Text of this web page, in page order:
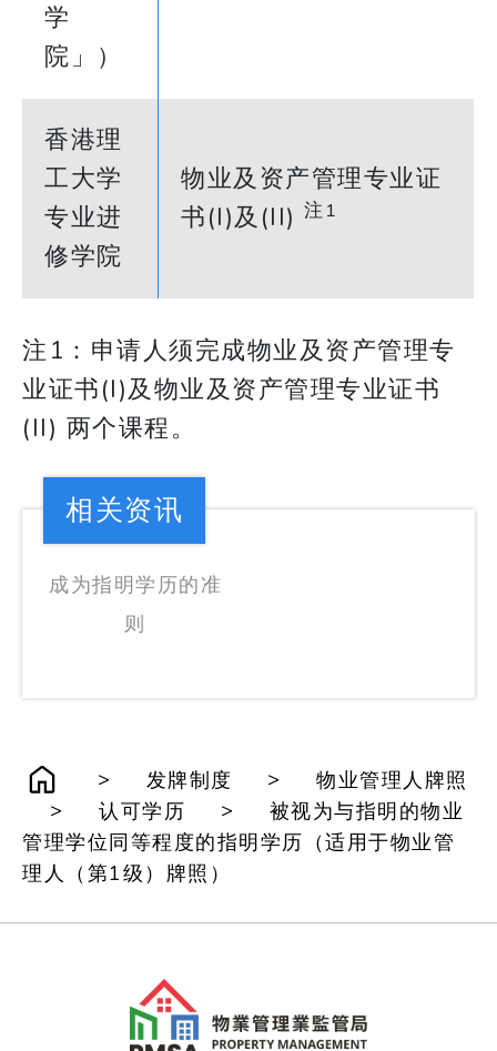
学
院」）
香港理
工大学
专业进
修学院
物业及资产管理专业证
书(I)及(II) 注1
注1：申请人须完成物业及资产管理专
业证书(I)及物业及资产管理专业证书
(II) 两个课程。
成为指明学历的准
则
相关资讯
> 发牌制度 >
物业管理人牌照
>
认可学历 >
被视为与指明的物业
管理学位同等程度的指明学历（适用于物业管
理人（第1级）牌照）